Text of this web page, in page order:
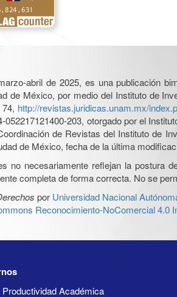
abril de 2025, es una publicación
de México, por medio del Instituto de
http://revistas.juridicas.unam.mx/
203, otorgado por el
de Revistas del Instituto de
de México, fecha de la última
no necesariamente reflejan la postura
completa de forma correcta. No se
por Universidad Nacional
Reconocimiento-NoComercial 4.0
Académica